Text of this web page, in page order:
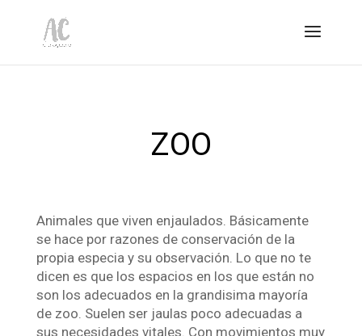
ZOO
Animales que viven enjaulados. Básicamente
se hace por razones de conservación de la
propia especia y su observación. Lo que no te
dicen es que los espacios en los que están no
son los adecuados en la grandisima mayoría
de zoo. Suelen ser jaulas poco adecuadas a
sus necesidades vitales. Con movimientos muy